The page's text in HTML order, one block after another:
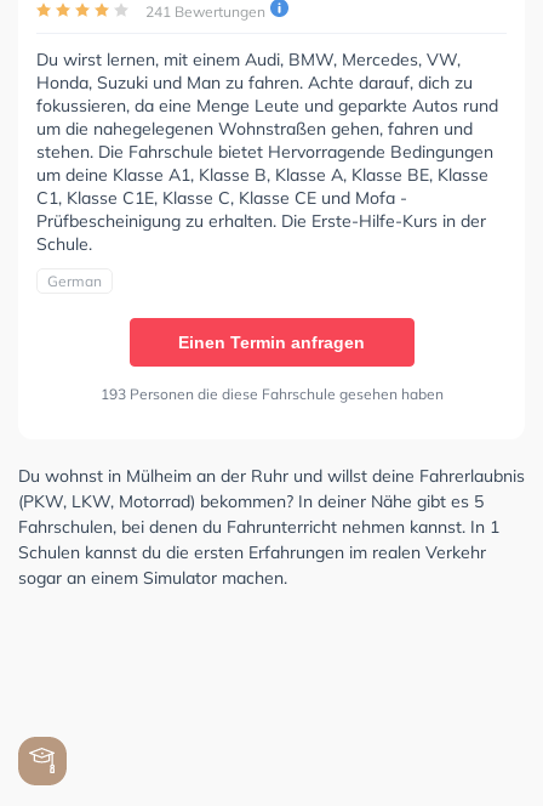
241 Bewertungen
Du wirst lernen, mit einem Audi, BMW, Mercedes, VW,
Honda, Suzuki und Man zu fahren. Achte darauf, dich zu
fokussieren, da eine Menge Leute und geparkte Autos rund
um die nahegelegenen Wohnstraßen gehen, fahren und
stehen. Die Fahrschule bietet Hervorragende Bedingungen
um deine Klasse A1, Klasse B, Klasse A, Klasse BE, Klasse
C1, Klasse C1E, Klasse C, Klasse CE und Mofa -
Prüfbescheinigung zu erhalten. Die Erste-Hilfe-Kurs in der
Schule.
German
Einen Termin anfragen
193 Personen die diese Fahrschule gesehen haben
Du wohnst in Mülheim an der Ruhr und willst deine Fahrerlaubnis
(PKW, LKW, Motorrad) bekommen? In deiner Nähe gibt es 5
Fahrschulen, bei denen du Fahrunterricht nehmen kannst. In 1
Schulen kannst du die ersten Erfahrungen im realen Verkehr
sogar an einem Simulator machen.